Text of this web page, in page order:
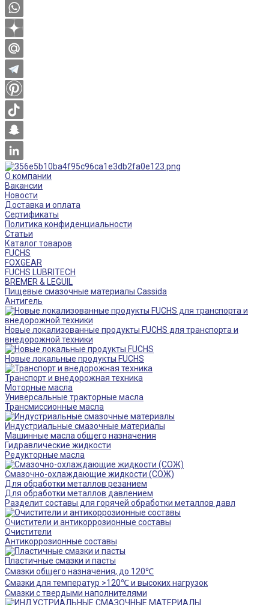
О компании
Вакансии
Новости
Доставка и оплата
Сертификаты
Политика конфиденциальности
Статьи
Каталог товаров
FUCHS
FOXGEAR
FUCHS LUBRITECH
BREMER & LEGUIL
Пищевые смазочные материалы Cassida
Антигель
Новые локализованные продукты FUCHS для транспорта и
внедорожной техники
Новые локальные продукты FUCHS
Транспорт и внедорожная техника
Моторные масла
Универсальные тракторные масла
Трансмиссионные масла
Индустриальные смазочные материалы
Машинные масла общего назначения
Гидравлические жидкости
Редукторные масла
Смазочно-охлаждающие жидкости (СОЖ)
Для обработки металлов резанием
Для обработки металлов давлением
Разделит составы для горячей обработки металлов давл
Очистители и антикоррозионные составы
Очистители
Антикоррозионные составы
Пластичные смазки и пасты
Смазки общего назначения, до 120℃
Смазки для температур >120℃ и высоких нагрузок
Смазки с твердыми наполнителями